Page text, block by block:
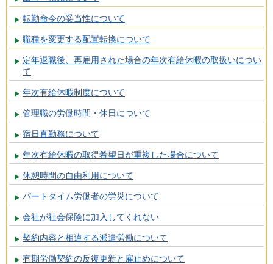
転勤命令の妥当性について
職種を変更する配置転換について
定年退職後、再雇用された場合の年次有給休暇の取扱いについ
て
年次有給休暇制度について
管理職の労働時間・休日について
宿日直勤務について
年次有給休暇の取得希望日が重複した場合について
休憩時間の自由利用について
パートタイム労働者の労災について
会社が社会保険に加入してくれない
契約内容と相違する派遣労働について
有期労働契約の反復更新と雇止めについて